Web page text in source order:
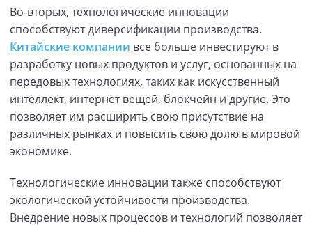
Во-вторых, технологические инновации
способствуют диверсификации производства.
Китайские компании все больше инвестируют в
разработку новых продуктов и услуг, основанных на
передовых технологиях, таких как искусственный
интеллект, интернет вещей, блокчейн и другие. Это
позволяет им расширить свою присутствие на
различных рынках и повысить свою долю в мировой
экономике.
Технологические инновации также способствуют
экологической устойчивости производства.
Внедрение новых процессов и технологий позволяет